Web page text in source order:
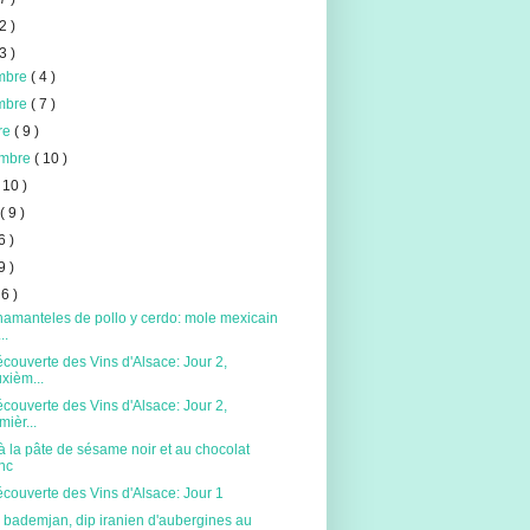
)
)
( 4 )
( 7 )
( 9 )
( 10 )
10 )
( 9 )
)
)
)
de pollo y cerdo: mole mexicain
des Vins d'Alsace: Jour 2,
des Vins d'Alsace: Jour 2,
la pâte de sésame noir et au chocolat
des Vins d'Alsace: Jour 1
bademjan, dip iranien d'aubergines au